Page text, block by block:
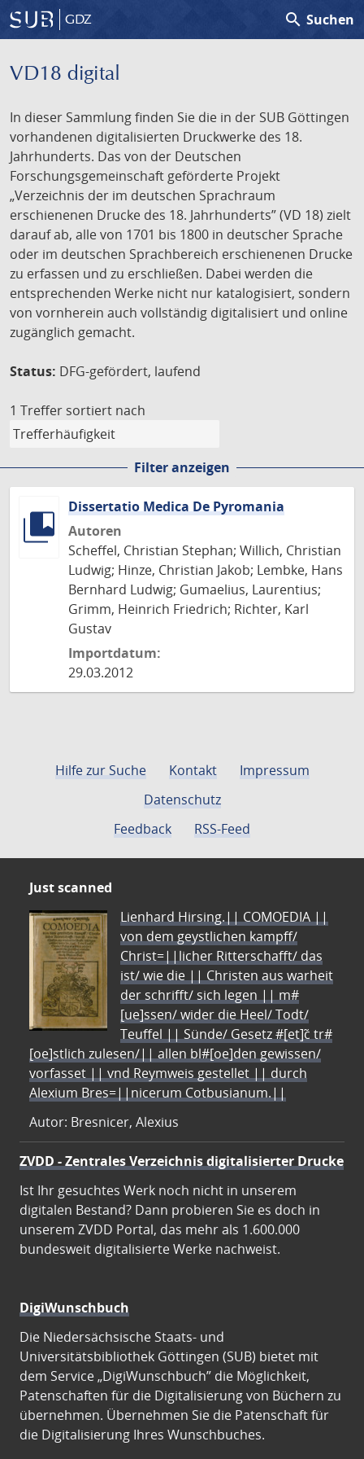
GDZ search Suchen
VD18 digital
In dieser Sammlung finden Sie die in der SUB Göttingen
vorhandenen digitalisierten Druckwerke des 18.
Jahrhunderts. Das von der Deutschen
Forschungsgemeinschaft geförderte Projekt
„Verzeichnis der im deutschen Sprachraum
erschienenen Drucke des 18. Jahrhunderts” (VD 18) zielt
darauf ab, alle von 1701 bis 1800 in deutscher Sprache
oder im deutschen Sprachbereich erschienenen Drucke
zu erfassen und zu erschließen. Dabei werden die
entsprechenden Werke nicht nur katalogisiert, sondern
von vornherein auch vollständig digitalisiert und online
zugänglich gemacht.
Status: DFG-gefördert, laufend
1 Treffer sortiert nach
Filter anzeigen
Dissertatio Medica De Pyromania
Autoren
Scheffel, Christian Stephan; Willich, Christian
Ludwig; Hinze, Christian Jakob; Lembke, Hans
Bernhard Ludwig; Gumaelius, Laurentius;
Grimm, Heinrich Friedrich; Richter, Karl
Gustav
Importdatum:
29.03.2012
Hilfe zur Suche Kontakt
Impressum
Datenschutz
Feedback
RSS-Feed
Just scanned
Lienhard Hirsing.|| COMOEDIA ||
von dem geystlichen kampff/
Christ=||licher Ritterschafft/ das
ist/ wie die || Christen aus warheit
der schrifft/ sich legen || m#
[ue]ssen/ wider die Heel/ Todt/
Teuffel || Sünde/ Gesetz #[et]c̃ tr#
[oe]stlich zulesen/|| allen bl#[oe]den gewissen/
vorfasset || vnd Reymweis gestellet || durch
Alexium Bres=||nicerum Cotbusianum.||
Autor: Bresnicer, Alexius
ZVDD - Zentrales Verzeichnis digitalisierter Drucke
Ist Ihr gesuchtes Werk noch nicht in unserem
digitalen Bestand? Dann probieren Sie es doch in
unserem ZVDD Portal, das mehr als 1.600.000
bundesweit digitalisierte Werke nachweist.
DigiWunschbuch
Die Niedersächsische Staats- und
Universitätsbibliothek Göttingen (SUB) bietet mit
dem Service „DigiWunschbuch” die Möglichkeit,
Patenschaften für die Digitalisierung von Büchern zu
übernehmen. Übernehmen Sie die Patenschaft für
die Digitalisierung Ihres Wunschbuches.